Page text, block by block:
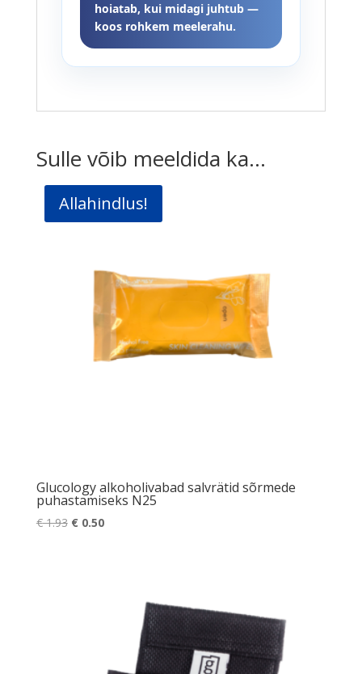
hoiatab, kui midagi juhtub —
koos rohkem meelerahu.
Sulle võib meeldida ka…
Allahindlus!
Glucology alkoholivabad salvrätid sõrmede
puhastamiseks N25
€1.93 Algne
€0.50Praegune